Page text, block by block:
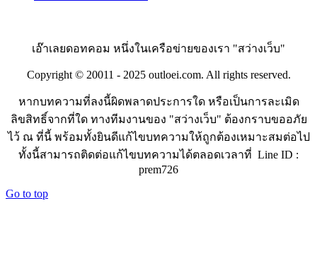
เอ๊าเลยดอทคอม หนึ่งในเครือข่ายของเรา "สว่างเว็บ"
Copyright © 20011 - 2025 outloei.com. All rights reserved.
หากบทความที่ลงนี้ผิดพลาดประการใด หรือเป็นการละเมิด
ลิขสิทธิ์จากที่ใด ทางทีมงานของ "สว่างเว็บ" ต้องกราบขออภัย
ไว้ ณ ที่นี้ พร้อมทั้งยินดีแก้ไขบทความให้ถูกต้องเหมาะสมต่อไป
ทั้งนี้สามารถติดต่อแก้ไขบทความได้ตลอดเวลาที่ Line ID :
prem726
Go to top